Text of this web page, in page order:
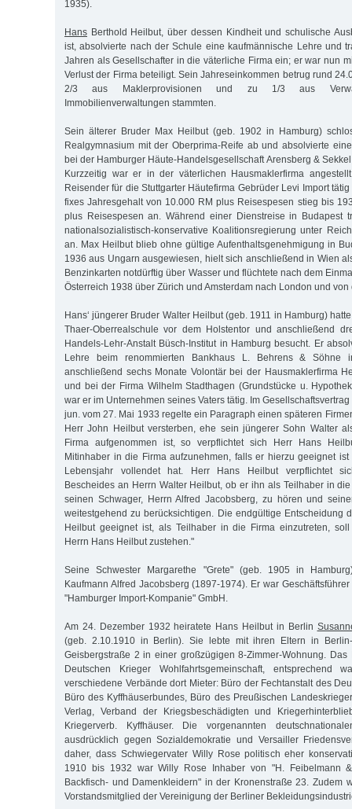
1935).
Hans Berthold Heilbut, über dessen Kindheit und schulische
ist, absolvierte nach der Schule eine kaufmännische Lehre und
Jahren als Gesellschafter in die väterliche Firma ein; er war nun
Verlust der Firma beteiligt. Sein Jahreseinkommen betrug rund
2/3 aus Maklerprovisionen und zu 1/3 aus
Immobilienverwaltungen stammten.
Sein älterer Bruder Max Heilbut (geb. 1902 in Hamburg)
Realgymnasium mit der Oberprima-Reife ab und absolvierte
bei der Hamburger Häute-Handelsgesellschaft Arensberg &
Kurzzeitig war er in der väterlichen Hausmaklerfirma
Reisender für die Stuttgarter Häutefirma Gebrüder Levi Import
fixes Jahresgehalt von 10.000 RM plus Reisespesen stieg bis
plus Reisespesen an. Während einer Dienstreise in Budapest
nationalsozialistisch-konservative Koalitionsregierung unter
an. Max Heilbut blieb ohne gültige Aufenthaltsgenehmigung in
1936 aus Ungarn ausgewiesen, hielt sich anschließend in Wien
Benzinkarten notdürftig über Wasser und flüchtete nach dem
Österreich 1938 über Zürich und Amsterdam nach London und
Hans‘ jüngerer Bruder Walter Heilbut (geb. 1911 in Hamburg)
Thaer-Oberrealschule vor dem Holstentor und anschließend
Handels-Lehr-Anstalt Büsch-Institut in Hamburg besucht. Er
Lehre beim renommierten Bankhaus L. Behrens & Söhne
anschließend sechs Monate Volontär bei der Hausmaklerfirma
und bei der Firma Wilhelm Stadthagen (Grundstücke u.
war er im Unternehmen seines Vaters tätig. Im
jun. vom 27. Mai 1933 regelte ein Paragraph einen späteren
Herr John Heilbut versterben, ehe sein jüngerer Sohn Walter
Firma aufgenommen ist, so verpflichtet sich Herr Hans
Mitinhaber in die Firma aufzunehmen, falls er hierzu geeignet
Lebensjahr vollendet hat. Herr Hans Heilbut verpflichtet
Bescheides an Herrn Walter Heilbut, ob er ihn als Teilhaber in
seinen Schwager, Herrn Alfred Jacobsberg, zu hören und
weitestgehend zu berücksichtigen. Die endgültige Entscheidung
Heilbut geeignet ist, als Teilhaber in die Firma einzutreten,
Herrn Hans Heilbut zustehen."
Seine Schwester Margarethe "Grete" (geb. 1905 in
Kaufmann Alfred Jacobsberg (1897-1974). Er war
"Hamburger Import-Kompanie" GmbH.
Am 24. Dezember 1932 heiratete Hans Heilbut in Berlin
(geb. 2.10.1910 in Berlin). Sie lebte mit ihren Eltern in
Geisbergstraße 2 in einer großzügigen 8-Zimmer-Wohnung. Das
Deutschen Krieger Wohlfahrtsgemeinschaft, entsprechend
verschiedene Verbände dort Mieter: Büro der Fechtanstalt des
Büro des Kyffhäuserbundes, Büro des Preußischen
Verlag, Verband der Kriegsbeschädigten und
Kriegerverb. Kyffhäuser. Die vorgenannten
ausdrücklich gegen Sozialdemokratie und Versailler
daher, dass Schwiegervater Willy Rose politisch eher
1910 bis 1932 war Willy Rose Inhaber von "H. Feibelmann
Backfisch- und Damenkleidern" in der Kronenstraße 23. Zudem
Vorstandsmitglied der Vereinigung der Berliner